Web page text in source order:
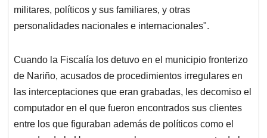
militares, políticos y sus familiares, y otras
personalidades nacionales e internacionales".
Cuando la Fiscalía los detuvo en el municipio fronterizo
de Nariño, acusados de procedimientos irregulares en
las interceptaciones que eran grabadas, les decomiso el
computador en el que fueron encontrados sus clientes
entre los que figuraban además de políticos como el